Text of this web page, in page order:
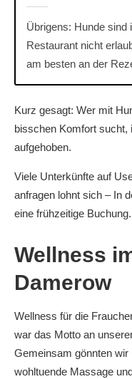
Übrigens: Hunde sind
Restaurant nicht
am besten an der
Kurz gesagt: Wer mit
bisschen Komfort
aufgehoben.
Viele Unterkünfte auf
anfragen lohnt sich – In
eine frühzeitige Buchung.
Wellness
Damerow
Wellness für die
war das Motto an
Gemeinsam gönnten
wohltuende Massage